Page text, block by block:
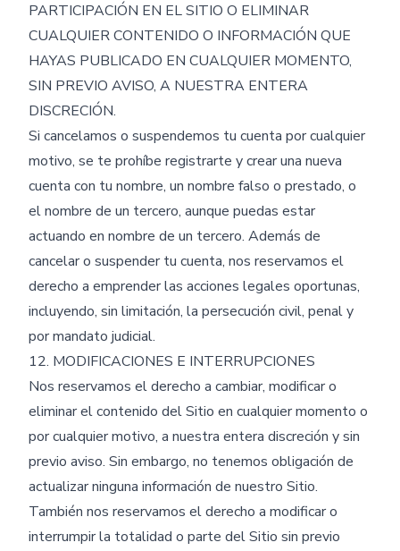
PARTICIPACIÓN EN EL SITIO O ELIMINAR
CUALQUIER CONTENIDO O INFORMACIÓN QUE
HAYAS PUBLICADO EN CUALQUIER MOMENTO,
SIN PREVIO AVISO, A NUESTRA ENTERA
DISCRECIÓN.
Si cancelamos o suspendemos tu cuenta por cualquier
motivo, se te prohíbe registrarte y crear una nueva
cuenta con tu nombre, un nombre falso o prestado, o
el nombre de un tercero, aunque puedas estar
actuando en nombre de un tercero. Además de
cancelar o suspender tu cuenta, nos reservamos el
derecho a emprender las acciones legales oportunas,
incluyendo, sin limitación, la persecución civil, penal y
por mandato judicial.
12. MODIFICACIONES E INTERRUPCIONES
Nos reservamos el derecho a cambiar, modificar o
eliminar el contenido del Sitio en cualquier momento o
por cualquier motivo, a nuestra entera discreción y sin
previo aviso. Sin embargo, no tenemos obligación de
actualizar ninguna información de nuestro Sitio.
También nos reservamos el derecho a modificar o
interrumpir la totalidad o parte del Sitio sin previo